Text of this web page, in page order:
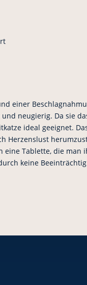
einer
neugierig. Da sie
ideal geeignet.
Herzenslust
eine Tablette, die
keine